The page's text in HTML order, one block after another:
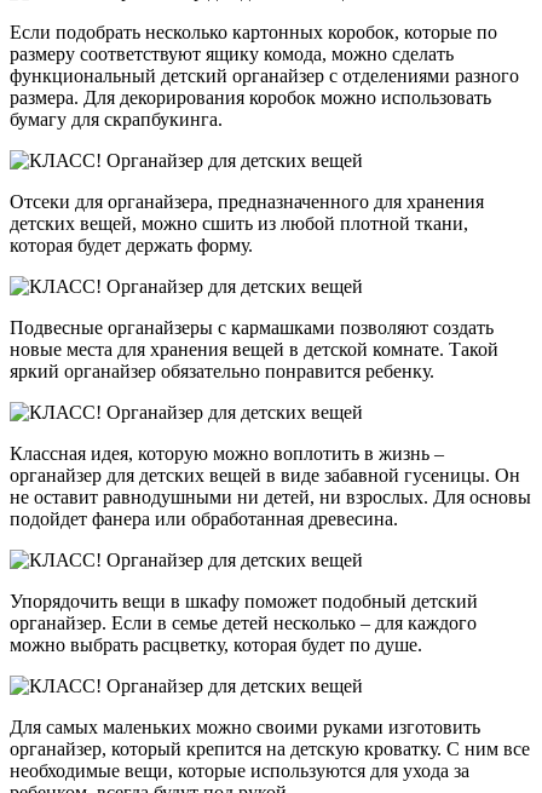
Если подобрать несколько картонных коробок, которые по
размеру соответствуют ящику комода, можно сделать
функциональный детский органайзер с отделениями разного
размера. Для декорирования коробок можно использовать
бумагу для скрапбукинга.
Отсеки для органайзера, предназначенного для хранения
детских вещей, можно сшить из любой плотной ткани,
которая будет держать форму.
Подвесные органайзеры с кармашками позволяют создать
новые места для хранения вещей в детской комнате. Такой
яркий органайзер обязательно понравится ребенку.
Классная идея, которую можно воплотить в жизнь –
органайзер для детских вещей в виде забавной гусеницы. Он
не оставит равнодушными ни детей, ни взрослых. Для основы
подойдет фанера или обработанная древесина.
Упорядочить вещи в шкафу поможет подобный детский
органайзер. Если в семье детей несколько – для каждого
можно выбрать расцветку, которая будет по душе.
Для самых маленьких можно своими руками изготовить
органайзер, который крепится на детскую кроватку. С ним все
необходимые вещи, которые используются для ухода за